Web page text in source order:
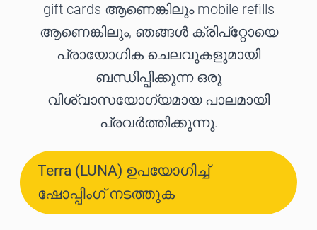
gift cards ആണെങ്കിലും mobile refills
ആണെങ്കിലും, ഞങ്ങൾ ക്രിപ്റ്റോയെ
പ്രായോഗിക ചെലവുകളുമായി
ബന്ധിപ്പിക്കുന്ന ഒരു
വിശ്വാസയോഗ്യമായ പാലമായി
പ്രവർത്തിക്കുന്നു.
Terra (LUNA) ഉപയോഗിച്ച്
ഷോപ്പിംഗ് നടത്തുക